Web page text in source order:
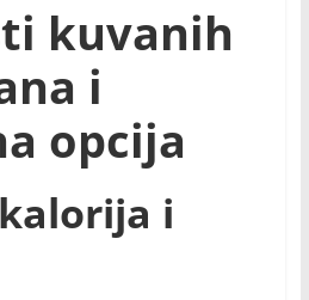
kuvanih
i
opcija
i